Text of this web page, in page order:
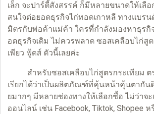
เล็ก จะปาร์ตี้สังสรรค์ ก็มีหลายขนาดให้เลื
สนใจต่อยอดธุรกิจไก่ทอดเกาหลี ทางแบร
มิตรกับพ่อค้าแม่ค้า ใครที่กำลังมองหาธุรกิ
อดธุรกิจเดิม ไม่ควรพลาด ซอสเคลือบไก่สู
เพียว ฟู้ดส์ ตัวนี้เลยค่ะ
สำหรับซอสเคลือบไก่สูตรกระเทียม ต
เรียกได้ว่าเป็นผลิตภัณฑ์ที่คุ้นหน้าคุ้นตากัน
ยมากๆ มีหลายช่องทางให้เลือกซื้อ ไม่ว่าจะ
ออนไลน์ เช่น Facebook, Tiktok, Shopee